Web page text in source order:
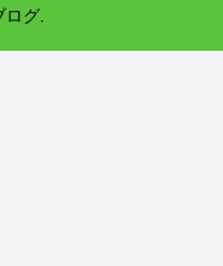
ログ.